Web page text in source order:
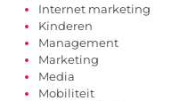
Internet marketing
Kinderen
Management
Marketing
Media
Mobiliteit